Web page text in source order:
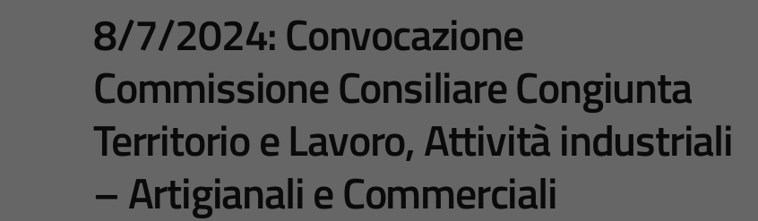
8/7/2024: Convocazione
Commissione Consiliare Congiunta
Territorio e Lavoro, Attività industriali
– Artigianali e Commerciali